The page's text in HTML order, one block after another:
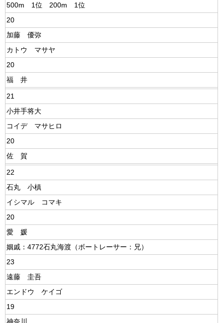
500m 1位 200m 1位
20
加藤 優弥
カトウ マサヤ
20
福 井
21
小井手将大
コイデ マサヒロ
20
佐 賀
22
石丸 小槙
イシマル コマキ
20
愛 媛
姻戚：4772石丸海渡（ボートレーサー：兄）
23
遠藤 圭吾
エンドウ ケイゴ
19